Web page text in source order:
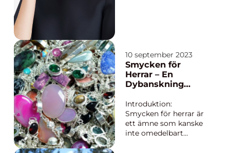
mätningar om silver
smycken, diskutera de
skiljaktigheter som
finns mellan...
10 september 2023
Smycken för
Herrar – En
Dybanskning
Introduktion:
Smycken för herrar är
ett ämne som kanske
inte omedelbart